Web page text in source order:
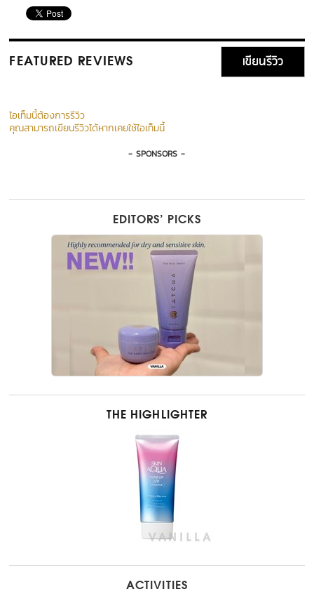
FEATURED REVIEWS เขียนรีวิว
ไอเท็มนี้ต้องการรีวิว
คุณสามารถเขียนรีวิวได้หากเคยใช้ไอเท็มนี้
- SPONSORS -
EDITORS’ PICKS
THE HIGHLIGHTER
ACTIVITIES